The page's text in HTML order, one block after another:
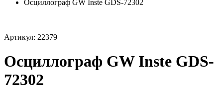
Осциллограф GW Inste GDS-72302
Артикул: 22379
Осциллограф GW Inste GDS-
72302